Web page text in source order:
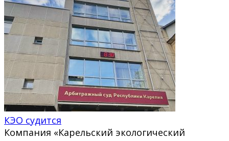
КЭО судится
Компания «Карельский экологический